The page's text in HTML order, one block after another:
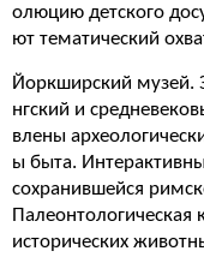
олюцию детского
ют тематический
Йоркширский музей.
нгский и
влены
ы быта.
сохранившейся
Палеонтологическая
исторических